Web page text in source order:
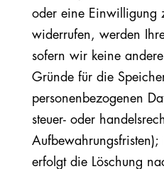
oder eine Einwilligung
widerrufen, werden
sofern wir keine
Gründe für die
personenbezogenen
steuer- oder
Aufbewahrungsfristen);
erfolgt die Löschung